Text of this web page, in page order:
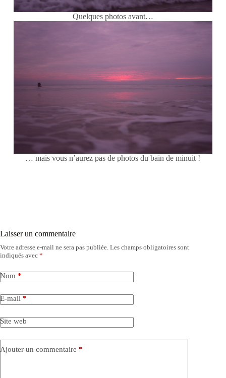
Quelques photos avant…
… mais vous n’aurez pas de photos du bain de minuit !
Laisser un commentaire
Votre adresse e-mail ne sera pas publiée. Les champs obligatoires sont
indiqués avec *
Nom *
E-mail *
Site web
Ajouter un commentaire *